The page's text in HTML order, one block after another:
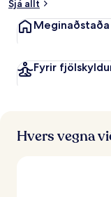
Sjá allt
Meginaðstaða
Fyrir
Hvers vegna